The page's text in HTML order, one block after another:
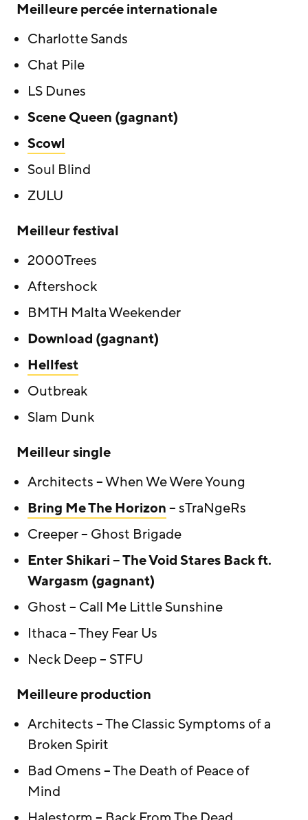
Meilleure percée internationale
Charlotte Sands
Chat Pile
LS Dunes
Scene Queen (gagnant)
Scowl
Soul Blind
ZULU
Meilleur festival
2000Trees
Aftershock
BMTH Malta Weekender
Download (gagnant)
Hellfest
Outbreak
Slam Dunk
Meilleur single
Architects – When We Were Young
Bring Me The Horizon– sTraNgeRs
Creeper – Ghost Brigade
Enter Shikari – The Void Stares Back ft.
Wargasm (gagnant)
Ghost – Call Me Little Sunshine
Ithaca – They Fear Us
Neck Deep – STFU
Meilleure production
Architects – The Classic Symptoms of a
Broken Spirit
Bad Omens – The Death of Peace of
Mind